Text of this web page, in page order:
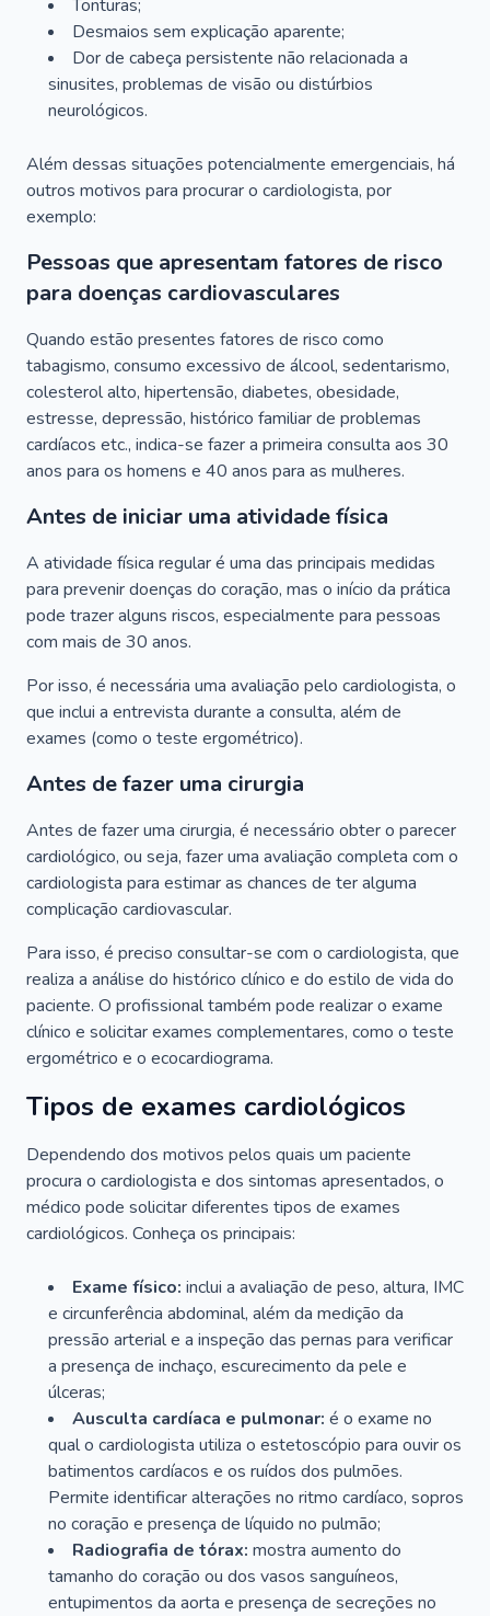
Tonturas;
Desmaios sem explicação aparente;
Dor de cabeça persistente não relacionada a
sinusites, problemas de visão ou distúrbios
neurológicos.
Além dessas situações potencialmente emergenciais, há
outros motivos para procurar o cardiologista, por
exemplo:
Pessoas que apresentam fatores de risco
para doenças cardiovasculares
Quando estão presentes fatores de risco como
tabagismo, consumo excessivo de álcool, sedentarismo,
colesterol alto, hipertensão, diabetes, obesidade,
estresse, depressão, histórico familiar de problemas
cardíacos etc., indica-se fazer a primeira consulta aos 30
anos para os homens e 40 anos para as mulheres.
Antes de iniciar uma atividade física
A atividade física regular é uma das principais medidas
para prevenir doenças do coração, mas o início da prática
pode trazer alguns riscos, especialmente para pessoas
com mais de 30 anos.
Por isso, é necessária uma avaliação pelo cardiologista, o
que inclui a entrevista durante a consulta, além de
exames (como o teste ergométrico).
Antes de fazer uma cirurgia
Antes de fazer uma cirurgia, é necessário obter o parecer
cardiológico, ou seja, fazer uma avaliação completa com o
cardiologista para estimar as chances de ter alguma
complicação cardiovascular.
Para isso, é preciso consultar-se com o cardiologista, que
realiza a análise do histórico clínico e do estilo de vida do
paciente. O profissional também pode realizar o exame
clínico e solicitar exames complementares, como o teste
ergométrico e o ecocardiograma.
Tipos de exames cardiológicos
Dependendo dos motivos pelos quais um paciente
procura o cardiologista e dos sintomas apresentados, o
médico pode solicitar diferentes tipos de exames
cardiológicos. Conheça os principais:
Exame físico: inclui a avaliação de peso, altura, IMC
e circunferência abdominal, além da medição da
pressão arterial e a inspeção das pernas para verificar
a presença de inchaço, escurecimento da pele e
úlceras;
Ausculta cardíaca e pulmonar: é o exame no
qual o cardiologista utiliza o estetoscópio para ouvir os
batimentos cardíacos e os ruídos dos pulmões.
Permite identificar alterações no ritmo cardíaco, sopros
no coração e presença de líquido no pulmão;
Radiografia de tórax: mostra aumento do
tamanho do coração ou dos vasos sanguíneos,
entupimentos da aorta e presença de secreções no